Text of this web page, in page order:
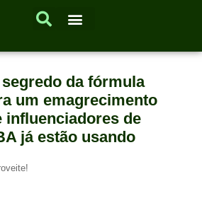
da fórmula
um emagrecimento
influenciadores de
já estão usando